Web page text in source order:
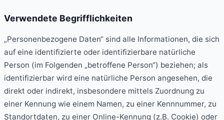
Verwendete Begrifflichkeiten
„Personenbezogene Daten“ sind alle Informationen, die sich
auf eine identifizierte oder identifizierbare natürliche
Person (im Folgenden „betroffene Person“) beziehen; als
identifizierbar wird eine natürliche Person angesehen, die
direkt oder indirekt, insbesondere mittels Zuordnung zu
einer Kennung wie einem Namen, zu einer Kennnummer, zu
Standortdaten, zu einer Online-Kennung (z.B. Cookie) oder